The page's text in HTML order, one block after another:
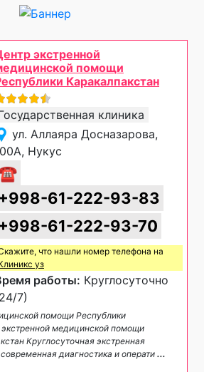
экстренной
помощи
Каракалпакстан
клиника
ул. Аллаяра Досназарова,
Нукус
+998-61-222-93-83
+998-61-222-93-70
что нашли номер телефона на
уз
работы: Круглосуточно
7)
помощи Республики
экстренной медицинской помощи
Круглосуточная экстренная
диагностика и операти ...